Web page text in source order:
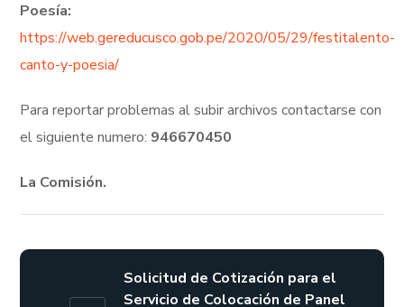
Poesía:
https://web.gereducusco.gob.pe/2020/05/29/festitalento-
canto-y-poesia/
Para reportar problemas al subir archivos contactarse con
el siguiente numero: 946670450
La Comisión.
Solicitud de Cotización para el
Servicio de Colocación de Panel